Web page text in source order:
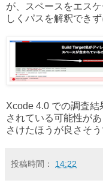
が、スペースをエス
しくパスを解釈でき
Xcode 4.0 での調査結
されている可能性が
さけたほうが良さそう
投稿時間： 14:22